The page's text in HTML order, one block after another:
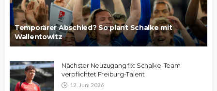
Temporärer Abschied? So plant Schalke mit
Wallentowitz
Nächster Neuzugang fix: Schalke-Team
verpflichtet Freiburg-Talent
12. Juni 2026